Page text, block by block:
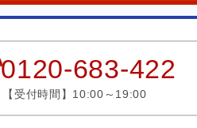
0120-683-422
【受付時間】10:00～19:00